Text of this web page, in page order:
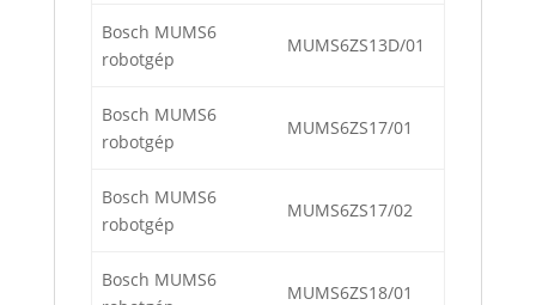
Bosch MUMS6
robotgép
MUMS6ZS13D/01
Bosch MUMS6
robotgép
MUMS6ZS17/01
Bosch MUMS6
robotgép
MUMS6ZS17/02
Bosch MUMS6
MUMS6ZS18/01